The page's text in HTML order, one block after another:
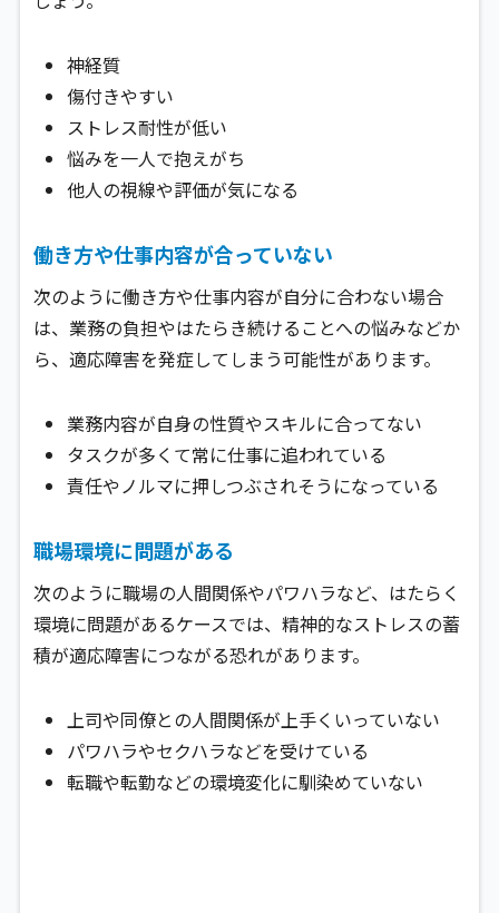
神経質
傷付きやすい
ストレス耐性が低い
悩みを一人で抱えがち
他人の視線や評価が気になる
働き方や仕事内容が合っていない
次のように働き方や仕事内容が自分に合わない場合
は、業務の負担やはたらき続けることへの悩みなどか
ら、適応障害を発症してしまう可能性があります。
業務内容が自身の性質やスキルに合ってない
タスクが多くて常に仕事に追われている
責任やノルマに押しつぶされそうになっている
職場環境に問題がある
次のように職場の人間関係やパワハラなど、はたらく
環境に問題があるケースでは、精神的なストレスの蓄
積が適応障害につながる恐れがあります。
上司や同僚との人間関係が上手くいっていない
パワハラやセクハラなどを受けている
転職や転勤などの環境変化に馴染めていない